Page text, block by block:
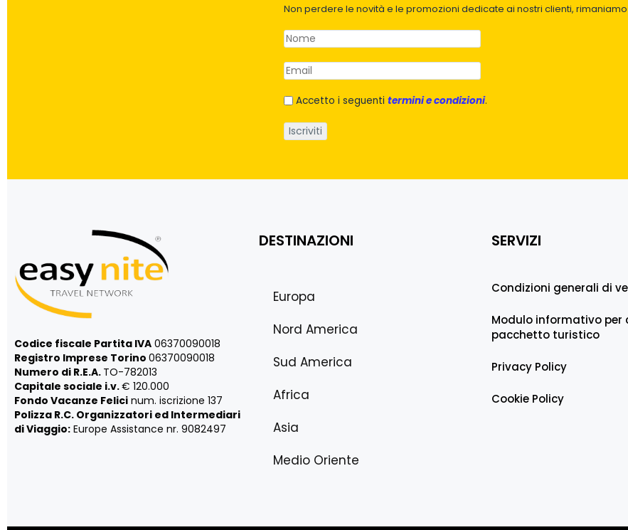
Non perdere le novità e le promozioni dedicate ai nostri clienti,
Accetto i seguenti termini e condizioni.
Codice fiscale Partita IVA 06370090018
Registro Imprese Torino 06370090018
Numero di R.E.A. TO-782013
Capitale sociale i.v.€ 120.000
Fondo Vacanze Felici num. iscrizione 137
Polizza R.C. Organizzatori ed Intermediari
di Viaggio: Europe Assistance nr. 9082497
DESTINAZIONI
Europa
Nord America
Sud America
Africa
Asia
Medio Oriente
SERVIZI
Condizioni generali di
Modulo informativo
pacchetto turistico
Privacy Policy
Cookie Policy